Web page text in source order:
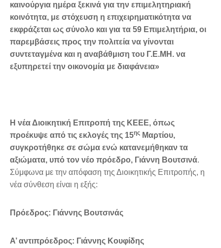
καινούργια ημέρα ξεκινά για την επιμελητηριακή
κοινότητα, με στόχευση η επιχειρηματικότητα να
εκφράζεται ως σύνολο και για τα 59 Επιμελητήρια, οι
παρεμβάσεις προς την πολιτεία να γίνονται
συντεταγμένα και η αναβάθμιση του Γ.Ε.ΜΗ. να
εξυπηρετεί την οικονομία με διαφάνεια»
Η νέα Διοικητική Επιτροπή της ΚΕΕΕ, όπως
προέκυψε από τις εκλογές της 15ης Μαρτίου,
συγκροτήθηκε σε σώμα ενώ κατανεμήθηκαν τα
αξιώματα, υπό τον νέο πρόεδρο, Γιάννη Βουτσινά.
Σύμφωνα με την απόφαση της Διοικητικής Επιτροπής, η
νέα σύνθεση είναι η εξής:
Πρόεδρος: Γιάννης Βουτσινάς
Α’ αντιπρόεδρος: Γιάννης Κουφίδης